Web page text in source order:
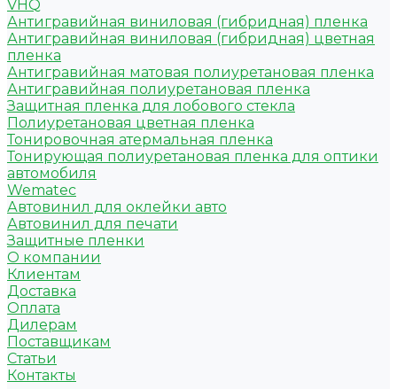
VHQ
Антигравийная виниловая (гибридная) пленка
Антигравийная виниловая (гибридная) цветная
пленка
Антигравийная матовая полиуретановая пленка
Антигравийная полиуретановая пленка
Защитная пленка для лобового стекла
Полиуретановая цветная пленка
Тонировочная атермальная пленка
Тонирующая полиуретановая пленка для оптики
автомобиля
Wematec
Автовинил для оклейки авто
Автовинил для печати
Защитные пленки
О компании
Клиентам
Доставка
Оплата
Дилерам
Поставщикам
Статьи
Контакты